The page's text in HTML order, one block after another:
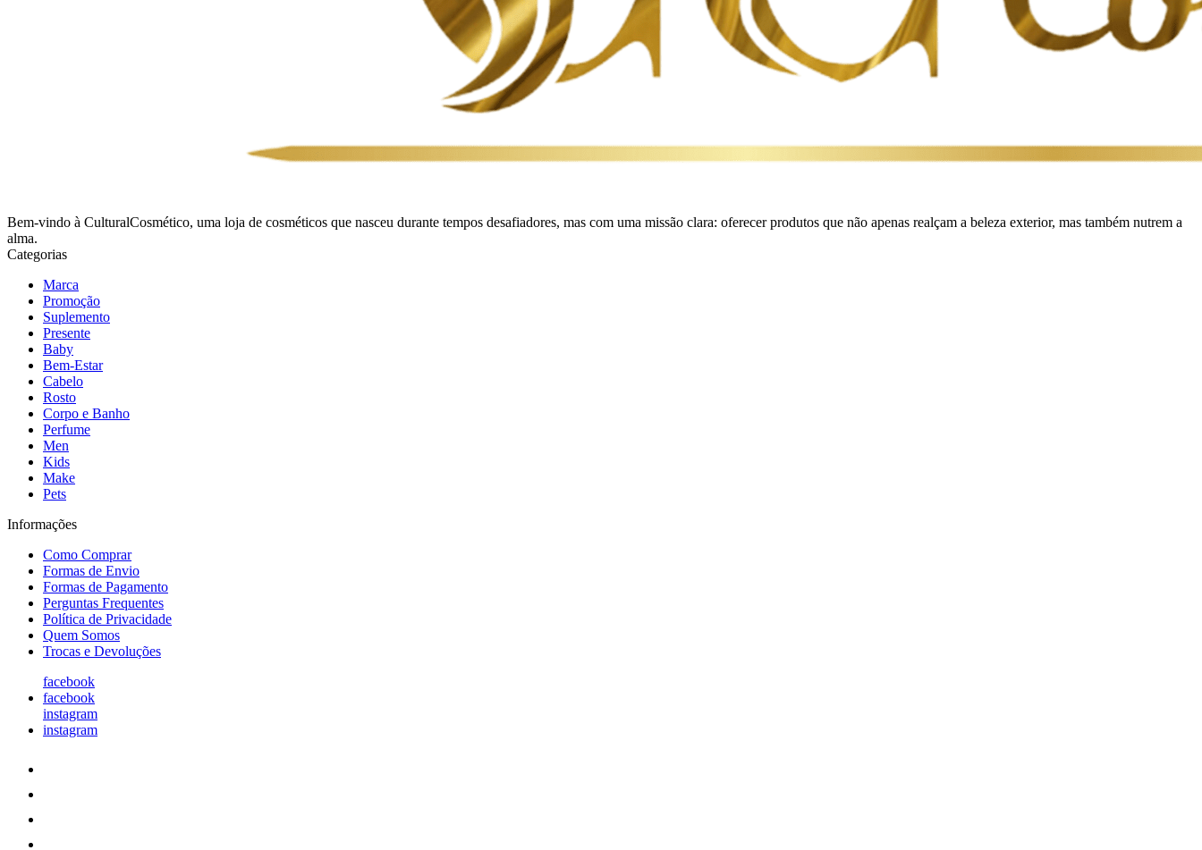
Bem-vindo à CulturalCosmético, uma loja de cosméticos que nasceu durante tempos desafiadores, mas com uma missão clara: oferecer produtos que não apenas realçam a beleza exterior, mas também nutrem a
alma.
Categorias
Marca
Promoção
Suplemento
Presente
Baby
Bem-Estar
Cabelo
Rosto
Corpo e Banho
Perfume
Men
Kids
Make
Pets
Informações
Como Comprar
Formas de Envio
Formas de Pagamento
Perguntas Frequentes
Política de Privacidade
Quem Somos
Trocas e Devoluções
facebook
facebook
instagram
instagram